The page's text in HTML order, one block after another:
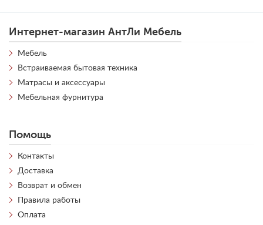
Интернет-магазин АнтЛи Мебель
Мебель
Встраиваемая бытовая техника
Матрасы и аксессуары
Мебельная фурнитура
Помощь
Контакты
Доставка
Возврат и обмен
Правила работы
Оплата